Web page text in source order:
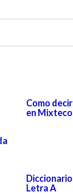
Como
en Mixteco
Letra A